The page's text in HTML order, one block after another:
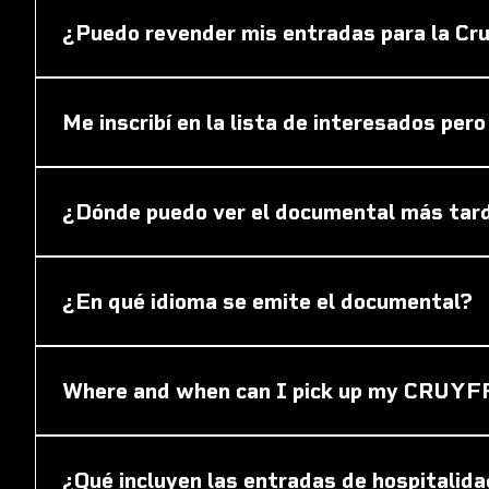
¿Puedo revender mis entradas para la
Me inscribí en la lista de interesados
electrónico, póngase en contacto con nosotros en
¿Dónde puedo ver el documental más
¿En qué idioma se emite el documental?
Where and when can I pick up my
below: You will receive your e-ticket in this email.
¿Qué incluyen las entradas de